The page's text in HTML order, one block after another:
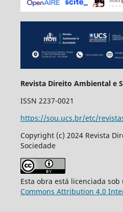
Revista Direito Ambiental e
ISSN 2237-0021
https://sou.ucs.br/etc/
Copyright (c) 2024 Revista
Sociedade
Esta obra está licenciada sob
Commons Attribution 4.0